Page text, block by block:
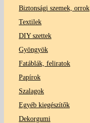
Biztonsági szemek, orrok
Textilek
DIY szettek
Gyöngyök
Fatáblák, feliratok
Papírok
Szalagok
Egyéb kiegészítők
Dekorgumi